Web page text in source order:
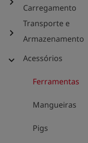
Carregamento
chevron_right
Transporte e
Armazenamento
expand_more Acessórios
Ferramentas
Mangueiras
Pigs